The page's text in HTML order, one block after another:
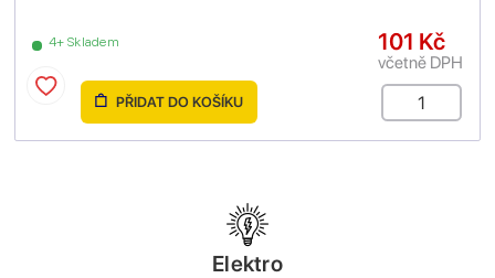
4+ Skladem 101 Kč
včetně DPH
PŘIDAT DO KOŠÍKU
Elektro